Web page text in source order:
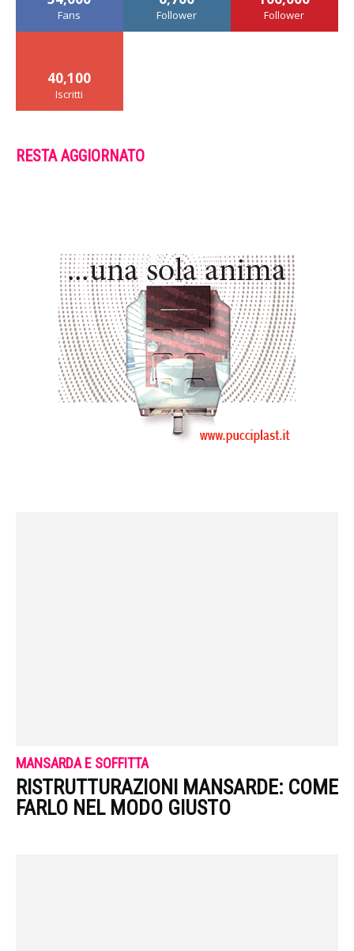
Fans Follower Follower
40,100
Iscritti
RESTA AGGIORNATO
MANSARDA E SOFFITTA
RISTRUTTURAZIONI MANSARDE: COME
FARLO NEL MODO GIUSTO